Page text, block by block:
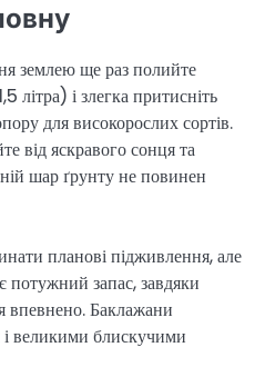
землею ще раз полийте
і злегка притисніть
для високорослих сортів.
від яскравого сонця та
шар ґрунту не повинен
планові підживлення, але
потужний запас, завдяки
впевнено. Баклажани
і великими блискучими